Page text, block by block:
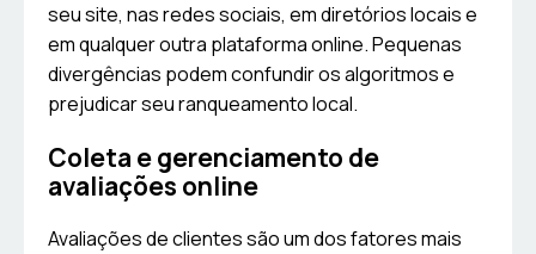
seu site, nas redes sociais, em diretórios locais e
em qualquer outra plataforma online. Pequenas
divergências podem confundir os algoritmos e
prejudicar seu ranqueamento local.
Coleta e gerenciamento de
avaliações online
Avaliações de clientes são um dos fatores mais